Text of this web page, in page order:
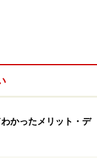
人は、なんとなく
す。それに付き合
をもとに物件探し
ないような担当者
かったメリット・デ